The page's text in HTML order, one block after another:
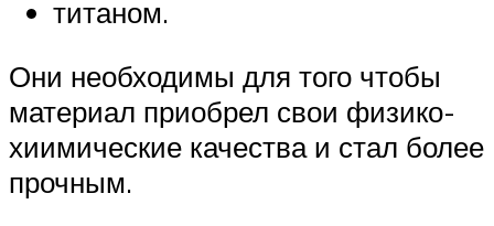
титаном.
Они необходимы для того чтобы
материал приобрел свои физико-
хиимические качества и стал более
прочным.